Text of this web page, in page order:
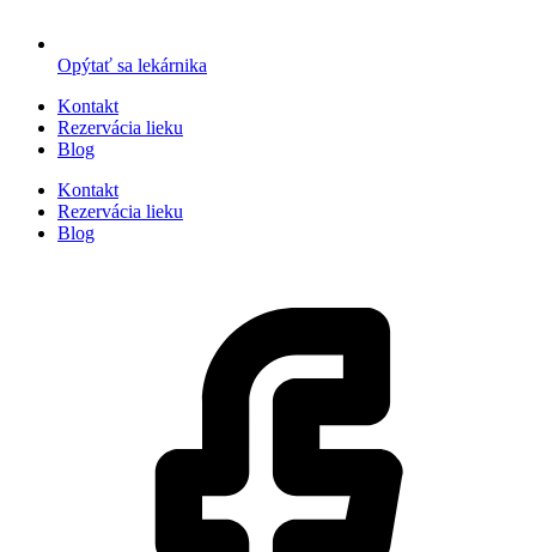
Opýtať sa lekárnika
Kontakt
Rezervácia lieku
Blog
Kontakt
Rezervácia lieku
Blog